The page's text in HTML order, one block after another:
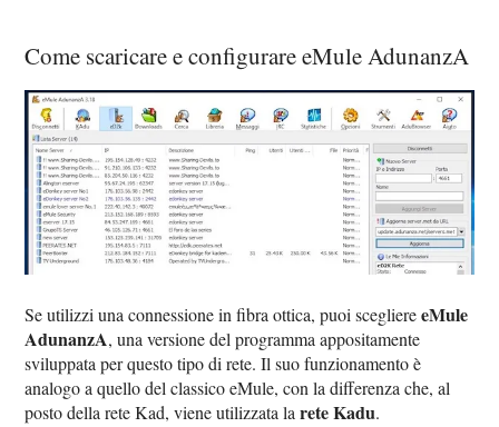
Come scaricare e configurare eMule AdunanzA
Se utilizzi una connessione in fibra ottica, puoi scegliereeMule
AdunanzA, una versione del programma appositamente
sviluppata per questo tipo di rete. Il suo funzionamento è
analogo a quello del classico eMule, con la differenza che, al
posto della rete Kad, viene utilizzata larete Kadu.